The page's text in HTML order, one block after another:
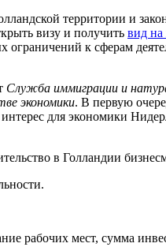
территории и
визу и получить вид
к сферам
Служба иммиграции и
экономики. В первую
интерес для экономики
в Голландии
рабочих мест, сумма